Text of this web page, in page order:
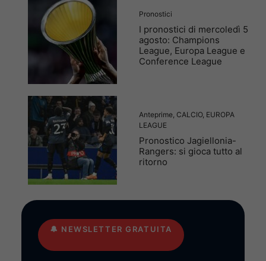
Pronostici
I pronostici di mercoledì 5
agosto: Champions
League, Europa League e
Conference League
Anteprime, CALCIO, EUROPA
LEAGUE
Pronostico Jagiellonia-
Rangers: si gioca tutto al
ritorno
🔔 NEWSLETTER GRATUITA